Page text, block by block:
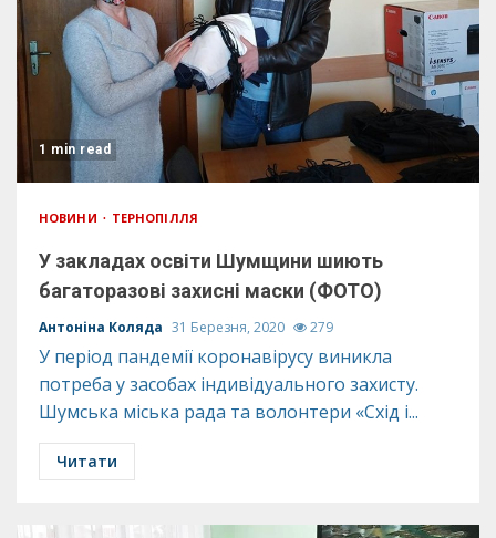
1 min read
НОВИНИ ТЕРНОПІЛЛЯ
У закладах освіти Шумщини шиють
багаторазові захисні маски (ФОТО)
Антоніна Коляда 31 Березня, 2020 279
У період пандемії коронавірусу виникла
потреба у засобах індивідуального захисту.
Шумська міська рада та волонтери «Схід і...
Читати